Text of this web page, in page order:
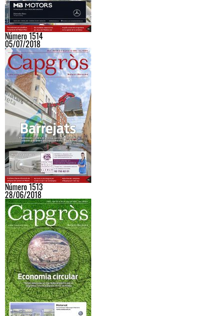
Número 1514
05/07/2018
Número 1513
28/06/2018